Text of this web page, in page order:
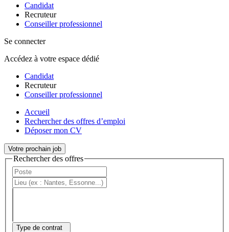
Candidat
Recruteur
Conseiller professionnel
Se connecter
Accédez à votre espace dédié
Candidat
Recruteur
Conseiller professionnel
Accueil
Rechercher des offres d’emploi
Déposer mon CV
Votre prochain job
Rechercher des offres
Type de contrat